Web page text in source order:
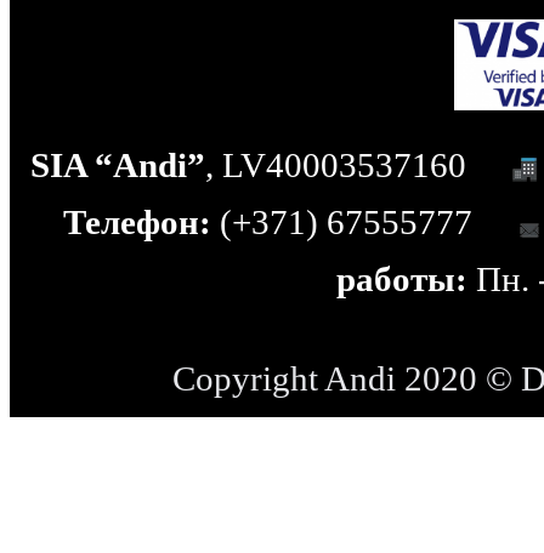
SIA “Andi”, LV40003537160
Телефон: (+371) 67555777
работы: Пн.
Copyright Andi 2020 ©